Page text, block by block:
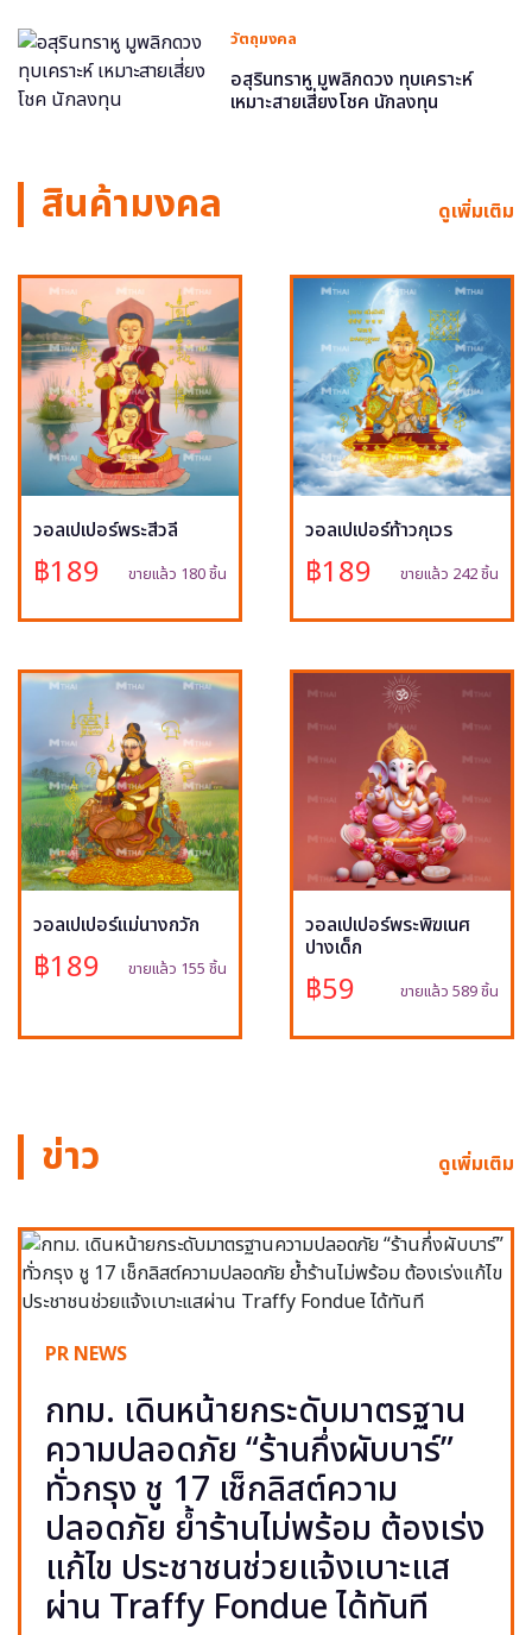
วัตถุมงคล
อสุรินทราหู มูพลิกดวง ทุบเคราะห์
เหมาะสายเสี่ยงโชค นักลงทุน
สินค้ามงคล ดูเพิ่มเติม
วอลเปเปอร์พระสีวลี
฿189 ขายแล้ว 180 ชิ้น
วอลเปเปอร์ท้าวกุเวร
฿189 ขายแล้ว 242 ชิ้น
วอลเปเปอร์แม่นางกวัก
฿189 ขายแล้ว 155 ชิ้น
วอลเปเปอร์พระพิฆเนศ
ปางเด็ก
฿59 ขายแล้ว 589 ชิ้น
ข่าว ดูเพิ่มเติม
PR NEWS
กทม. เดินหน้ายกระดับมาตรฐาน
ความปลอดภัย “ร้านกึ่งผับบาร์”
ทั่วกรุง ชู 17 เช็กลิสต์ความ
ปลอดภัย ย้ำร้านไม่พร้อม ต้องเร่ง
แก้ไข ประชาชนช่วยแจ้งเบาะแส
ผ่าน Traffy Fondue ได้ทันที